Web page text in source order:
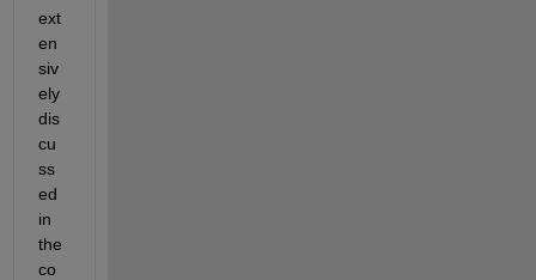
ext
en
siv
ely
dis
cu
ss
ed
in
the
co